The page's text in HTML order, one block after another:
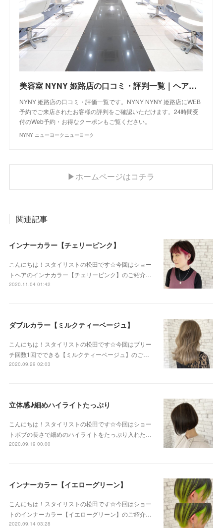
美容室 NYNY 姫路店の口コミ・評判一覧｜ヘアサロン・美容院｜ニューヨークニューヨーク
NYNY 姫路店の口コミ・評価一覧です。NYNY NYNY 姫路店にWEB
予約でご来店されたお客様の評判をご確認いただけます。24時間受
付のWeb予約・お得なクーポンもご覧ください。
NYNY ニューヨークニューヨーク
▶ホームページはコチラ
関連記事
インナーカラー【チェリーピンク】
こんにちは！スタイリストの松田です☆今回はショー
トヘアのインナカラー【チェリーピンク】のご紹介…
2020.11.04 01:42
ダブルカラー【ミルクティーベージュ】
こんにちは！スタイリストの松田です☆今回はブリー
チ回数1回でできる【ミルクティーベージュ】のご…
2020.09.29 02:03
立体感♪細めハイライトたっぷり
こんにちは！スタイリストの松田です☆今回はショー
トボブの長さで細めのハイライトをたっぷり入れた…
2020.09.19 00:00
インナーカラー【イエローグリーン】
こんにちは！スタイリストの松田です☆今回はショー
トのインナーカラー【イエローグリーン】のご紹介…
2020.09.14 03:28